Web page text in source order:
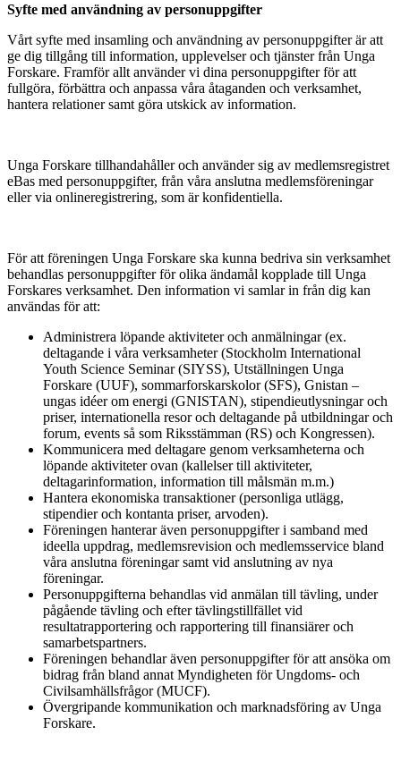
Syfte med användning av personuppgifter
Vårt syfte med insamling och användning av personuppgifter är att
ge dig tillgång till information, upplevelser och tjänster från Unga
Forskare. Framför allt använder vi dina personuppgifter för att
fullgöra, förbättra och anpassa våra åtaganden och verksamhet,
hantera relationer samt göra utskick av information.
Unga Forskare tillhandahåller och använder sig av medlemsregistret
eBas med personuppgifter, från våra anslutna medlemsföreningar
eller via onlineregistrering, som är konfidentiella.
För att föreningen Unga Forskare ska kunna bedriva sin verksamhet
behandlas personuppgifter för olika ändamål kopplade till Unga
Forskares verksamhet. Den information vi samlar in från dig kan
användas för att:
Administrera löpande aktiviteter och anmälningar (ex.
deltagande i våra verksamheter (Stockholm International
Youth Science Seminar (SIYSS), Utställningen Unga
Forskare (UUF), sommarforskarskolor (SFS), Gnistan –
ungas idéer om energi (GNISTAN), stipendieutlysningar och
priser, internationella resor och deltagande på utbildningar och
forum, events så som Riksstämman (RS) och Kongressen).
Kommunicera med deltagare genom verksamheterna och
löpande aktiviteter ovan (kallelser till aktiviteter,
deltagarinformation, information till målsmän m.m.)
Hantera ekonomiska transaktioner (personliga utlägg,
stipendier och kontanta priser, arvoden).
Föreningen hanterar även personuppgifter i samband med
ideella uppdrag, medlemsrevision och medlemsservice bland
våra anslutna föreningar samt vid anslutning av nya
föreningar.
Personuppgifterna behandlas vid anmälan till tävling, under
pågående tävling och efter tävlingstillfället vid
resultatrapportering och rapportering till finansiärer och
samarbetspartners.
Föreningen behandlar även personuppgifter för att ansöka om
bidrag från bland annat Myndigheten för Ungdoms- och
Civilsamhällsfrågor (MUCF).
Övergripande kommunikation och marknadsföring av Unga
Forskare.